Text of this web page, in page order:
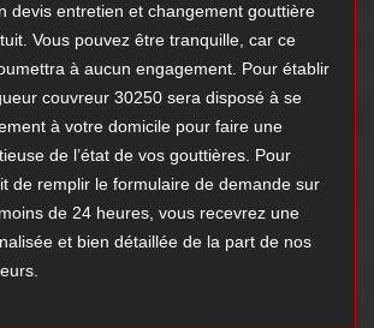
devis entretien et changement gouttière
Vous pouvez être tranquille, car ce
à aucun engagement. Pour établir
couvreur 30250 sera disposé à se
à votre domicile pour faire une
de l’état de vos gouttières. Pour
de remplir le formulaire de demande sur
de 24 heures, vous recevrez une
et bien détaillée de la part de nos